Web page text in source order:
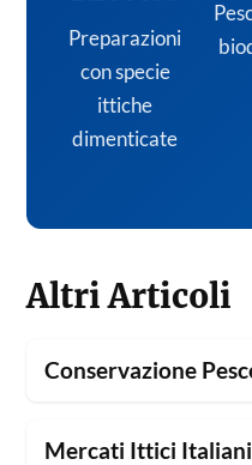
Preparazioni
con specie
ittiche
dimenticate
Altri Articoli
Conservazione
Mercati Ittici Italiani